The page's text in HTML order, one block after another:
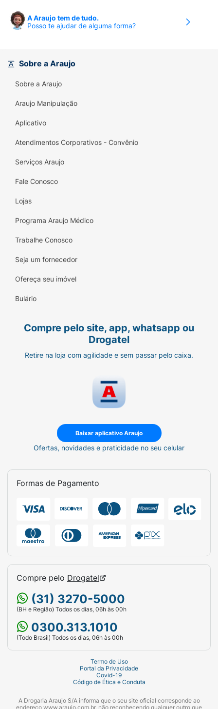
o risco de irritações.
70% de ingredientes de origem natural
Cheirinho de Carinho:
suave e clássica da Baruel que envolve o
estar.
Embalagem Econômica:O formato
economia e uma opção mais sustentável, já
que utiliza menos plástico que as
Babypara a rotina de banho do seu bebê,
daEmbalagem Econômica
A Araujo tem de tudo.
Posso te ajudar de alguma forma?
Sobre a Araujo
Sobre a Araujo
Araujo Manipulação
Aplicativo
Atendimentos Corporativos - Convênio
Serviços Araujo
Fale Conosco
Lojas
Programa Araujo Médico
Trabalhe Conosco
Seja um fornecedor
Ofereça seu imóvel
Bulário
Compre pelo site, app, whatsapp ou
Drogatel
Retire na loja com agilidade e sem passar pelo caixa.
Baixar aplicativo Araujo
Ofertas, novidades e praticidade no seu celular
Formas de Pagamento
Compre pelo Drogatel
(31) 3270-5000
(BH e Região) Todos os dias, 06h às 00h
0300.313.1010
(Todo Brasil) Todos os dias, 06h às 00h
Termo de Uso
Portal da Privacidade
Covid-19
Código de Ética e Conduta
A Drogaria Araujo S/A informa que o seu site oficial corresponde ao
endereço www.araujo.com.br, não reconhecendo qualquer outro que